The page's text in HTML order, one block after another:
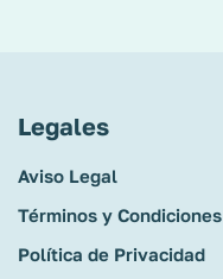
Legales
Aviso Legal
Términos y Condiciones
Política de Privacidad